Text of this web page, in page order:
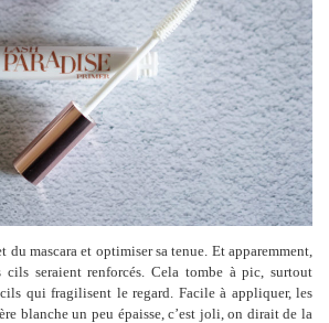
mascara et optimiser sa tenue. Et apparemment,
cils seraient renforcés. Cela tombe à pic, surtout
qui fragilisent le regard. Facile à appliquer, les
blanche un peu épaisse, c’est joli, on dirait de la